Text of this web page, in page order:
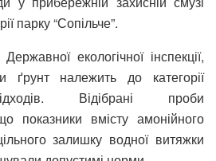
парку “Сопільче”.
екологічної інспекції,
ґрунт належить до категорії
Відібрані проби
показники вмісту амонійного
залишку водної витяжки